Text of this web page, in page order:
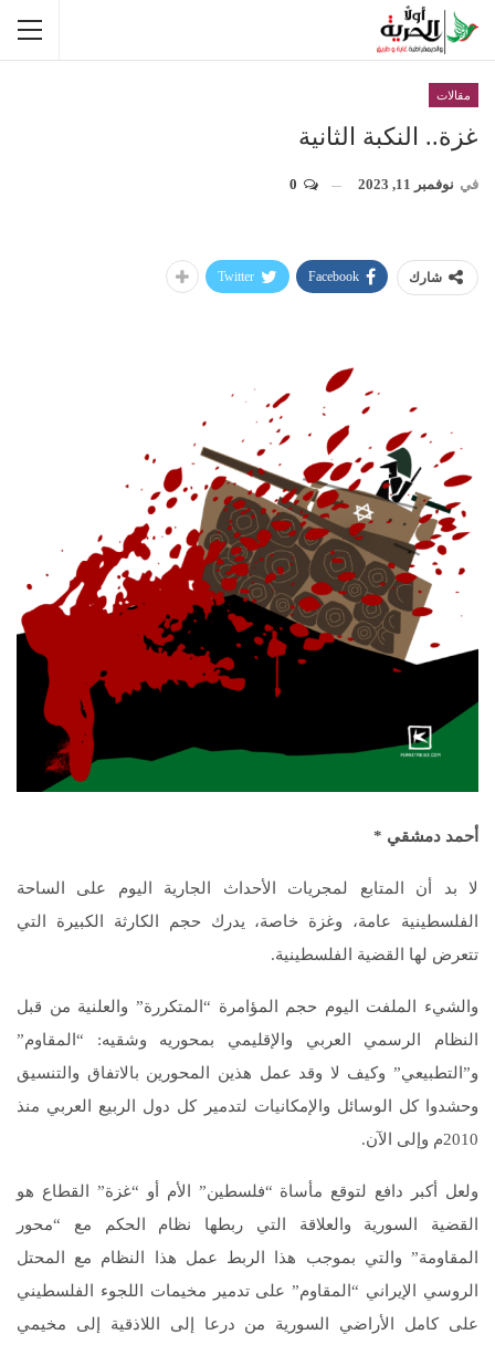
مقالات
غزة.. النكبة الثانية
في نوفمبر 11, 2023
شارك Facebook
Twitter
أحمد دمشقي *
لا بد أن المتابع لمجريات الأحداث الجارية اليوم على الساحة
الفلسطينية عامة، وغزة خاصة، يدرك حجم الكارثة الكبيرة التي
تتعرض لها القضية الفلسطينية.
والشيء الملفت اليوم حجم المؤامرة “المتكررة” والعلنية من قبل
النظام الرسمي العربي والإقليمي بمحوريه وشقيه: “المقاوم”
و”التطبيعي” وكيف لا وقد عمل هذين المحورين بالاتفاق والتنسيق
وحشدوا كل الوسائل والإمكانيات لتدمير كل دول الربيع العربي منذ
2010م وإلى الآن.
ولعل أكبر دافع لتوقع مأساة “فلسطين” الأم أو “غزة” القطاع هو
القضية السورية والعلاقة التي ربطها نظام الحكم مع “محور
المقاومة” والتي بموجب هذا الربط عمل هذا النظام مع المحتل
الروسي الإيراني “المقاوم” على تدمير مخيمات اللجوء الفلسطيني
على كامل الأراضي السورية من درعا إلى اللاذقية إلى مخيمي